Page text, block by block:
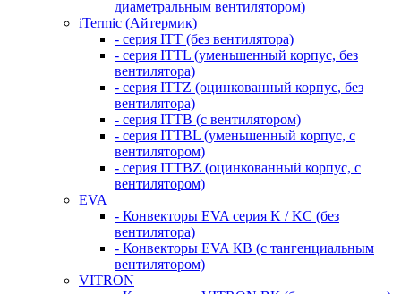
диаметральным вентилятором)
iTermic (Айтермик)
- серия ITT (без вентилятора)
- серия ITTL (уменьшенный корпус, без
вентилятора)
- серия ITTZ (оцинкованный корпус, без
вентилятора)
- серия ITTB (с вентилятором)
- серия ITTBL (уменьшенный корпус, с
вентилятором)
- серия ITTBZ (оцинкованный корпус, с
вентилятором)
EVA
- Конвекторы EVA серия K / KC (без
вентилятора)
- Конвекторы EVA КВ (с тангенциальным
вентилятором)
VITRON